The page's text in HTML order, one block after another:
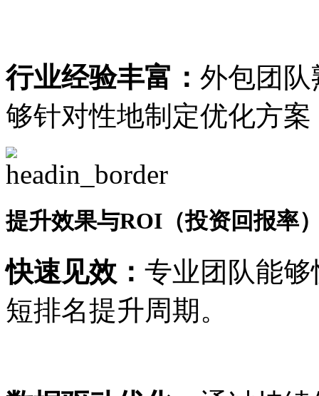
行业经验丰富： 外包团队
够针对性地制定优化方
提升效果与ROI（投资回报率
快速见效： 专业团队能
短排名提升周期。